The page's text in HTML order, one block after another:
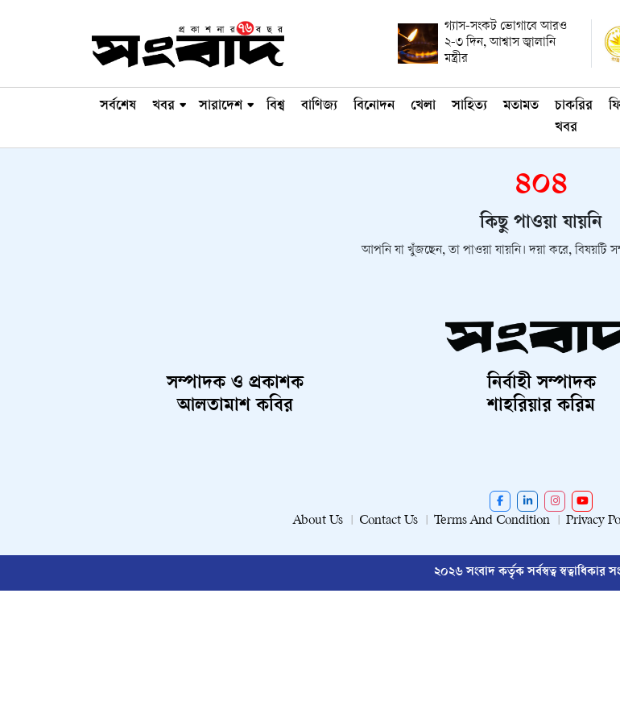
গ্যাস-সংকট ভোগাবে আরও
২-৩ দিন, আশ্বাস জ্বালানি
মন্ত্রীর
সর্বশেষ খবর সারাদেশ বিশ্ব বাণিজ্য বিনোদন খেলা সাহিত্য মতামত
চাকরির
খবর
৪০৪
কিছু পাওয়া যায়নি
আপনি যা খুঁজছেন, তা পাওয়া যায়নি। দয়া করে, বিষয়টি
সম্পাদক ও প্রকাশক
আলতামাশ কবির
নির্বাহী সম্পাদক
শাহরিয়ার করিম
About Us Contact Us Terms And Condition Privacy
২০২৬ সংবাদ কর্তৃক সর্বস্বত্ব স্বত্বাধিকার